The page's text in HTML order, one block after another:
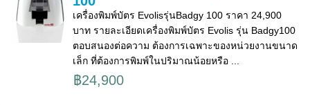
เครื่องพิมพ์บัตร Evolisรุ่นBadgy 100 ราคา 24,900
บาท รายละเอียดเครื่องพิมพ์บัตร Evolis รุ่น Badgy100
ตอบสนองต่อความ ต้องการเฉพาะของหน่วยงานขนาด
เล็ก ที่ต้องการพิมพ์ในปริมาณน้อยหรือ ...
฿24,900